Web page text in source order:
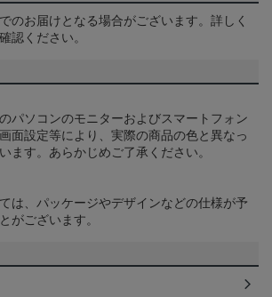
のお届けとなる場合がございます。詳しく
認ください。
パソコンのモニターおよびスマートフォン
面設定等により、実際の商品の色と異なっ
ます。あらかじめご了承ください。
は、パッケージやデザインなどの仕様が予
がございます。